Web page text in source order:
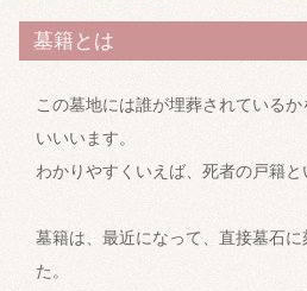
墓籍とは
この墓地には誰が埋葬されている
いいいます。
わかりやすくいえば、死者の戸籍と
墓籍は、最近になって、直接墓石
た。